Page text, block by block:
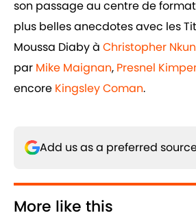
son passage au centre de
plus belles anecdotes avec les
Moussa Diaby à Christopher
par Mike Maignan, Presnel
encore Kingsley Coman.
Add us as a preferred
More like this